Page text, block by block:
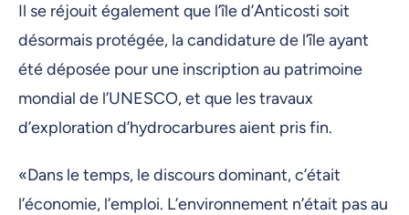
Il se réjouit également que l’île d’Anticosti soit
désormais protégée, la candidature de l’île ayant
été déposée pour une inscription au patrimoine
mondial de l’UNESCO, et que les travaux
d’exploration d’hydrocarbures aient pris fin.
«Dans le temps, le discours dominant, c’était
l’économie, l’emploi. L’environnement n’était pas au